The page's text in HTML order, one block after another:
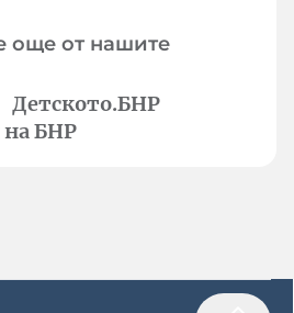
още от нашите
Детското.БНР
БНР